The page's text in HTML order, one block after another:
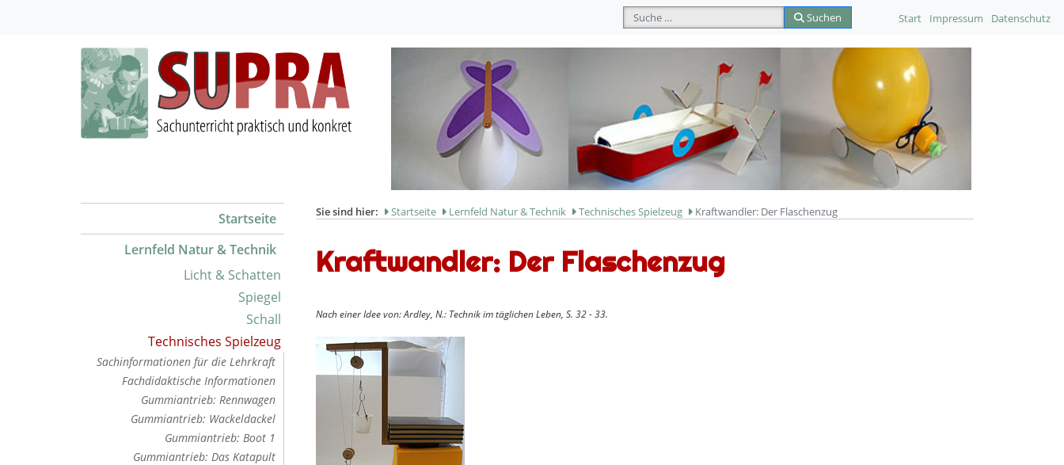
Suchen Suchen Start Impressum Datenschutz
Startseite
Lernfeld Natur & Technik
Licht & Schatten
Spiegel
Schall
Technisches Spielzeug
Sachinformationen für die Lehrkraft
Fachdidaktische Informationen
Gummiantrieb: Rennwagen
Gummiantrieb: Wackeldackel
Gummiantrieb: Boot 1
Gummiantrieb: Das Katapult
Sie sind hier: Startseite Lernfeld Natur & Technik Technisches Spielzeug Kraftwandler: Der Flaschenzug
Kraftwandler: Der Flaschenzug
Nach einer Idee von: Ardley, N.: Technik im täglichen Leben, S. 32 - 33.